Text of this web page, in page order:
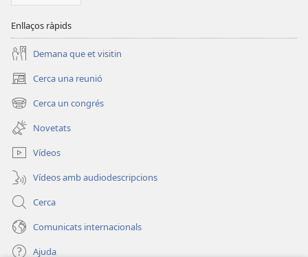
Enllaços ràpids
Demana que et visitin
Cerca una reunió
(obre
una
finestra
nova)
Cerca un congrés
(obre
una
finestra
nova)
Novetats
Vídeos
Vídeos amb audiodescripcions
Cerca
Comunicats internacionals
Ajuda